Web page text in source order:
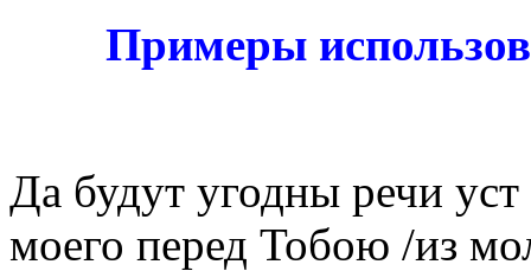
Примеры
Да будут угодны речи
моего перед Тобою /из